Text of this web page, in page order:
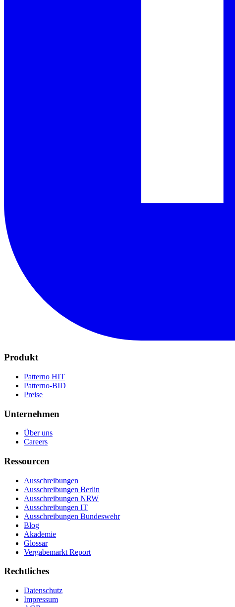
Produkt
Patterno HIT
Patterno-BID
Preise
Unternehmen
Über uns
Careers
Ressourcen
Ausschreibungen
Ausschreibungen Berlin
Ausschreibungen NRW
Ausschreibungen IT
Ausschreibungen Bundeswehr
Blog
Akademie
Glossar
Vergabemarkt Report
Rechtliches
Datenschutz
Impressum